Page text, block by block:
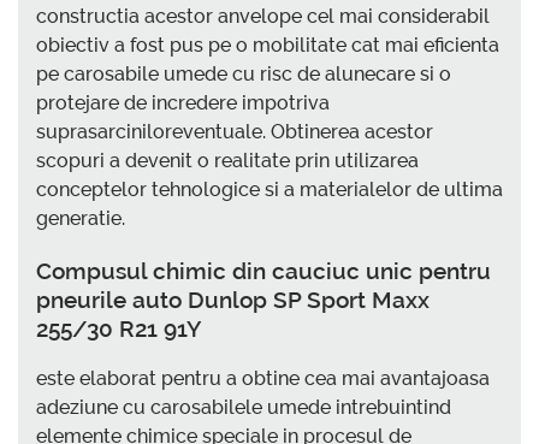
constructia acestor anvelope cel mai considerabil
obiectiv a fost pus pe o mobilitate cat mai eficienta
pe carosabile umede cu risc de alunecare si o
protejare de incredere impotriva
suprasarciniloreventuale. Obtinerea acestor
scopuri a devenit o realitate prin utilizarea
conceptelor tehnologice si a materialelor de ultima
generatie.
Compusul chimic din cauciuc unic pentru
pneurile auto Dunlop SP Sport Maxx
255/30 R21 91Y
este elaborat pentru a obtine cea mai avantajoasa
adeziune cu carosabilele umede intrebuintind
elemente chimice speciale in procesul de